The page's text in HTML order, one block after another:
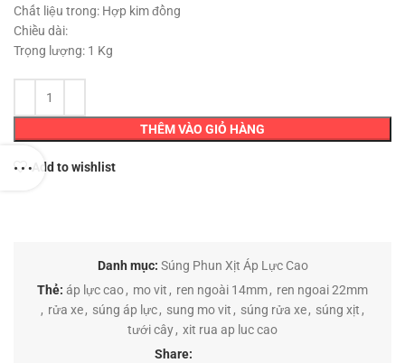
Chất liệu trong: Hợp kim đồng
Chiều dài:
Trọng lượng: 1 Kg
THÊM VÀO GIỎ HÀNG
Add to wishlist
Danh mục: Súng Phun Xịt Áp Lực Cao
Thẻ: áp lực cao, mo vit , ren ngoài 14mm, ren ngoai 22mm
, rửa xe, súng áp lực, sung mo vit , súng rửa xe, súng xịt ,
tưới cây, xit rua ap luc cao
Share: